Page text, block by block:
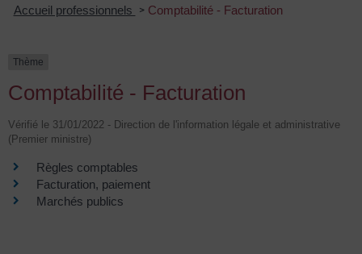
Accueil professionnels > Comptabilité - Facturation
Thème
Comptabilité - Facturation
Vérifié le 31/01/2022 - Direction de l'information légale et administrative
(Premier ministre)
Règles comptables
Facturation, paiement
Marchés publics